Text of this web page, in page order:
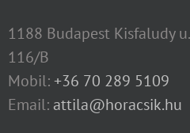
1188 Budapest Kisfaludy u.
116/B
Mobil:+36 70 289 5109
Email: attila@horacsik.hu